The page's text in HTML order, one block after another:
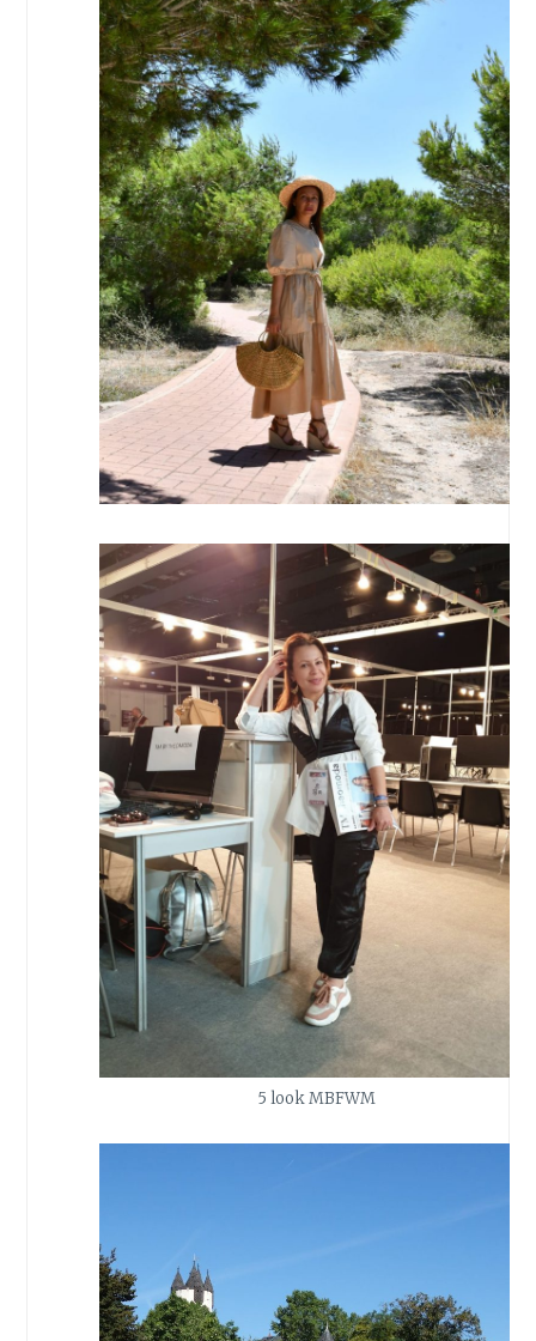
5 look MBFWM